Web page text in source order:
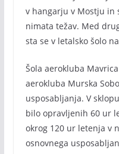
v hangarju v Mostju in
nimata težav. Med
sta se v letalsko šolo
Šola aerokluba
aerokluba Murska
usposabljanja. V
bilo opravljenih 60 ur
okrog 120 ur letenja v
osnovnega